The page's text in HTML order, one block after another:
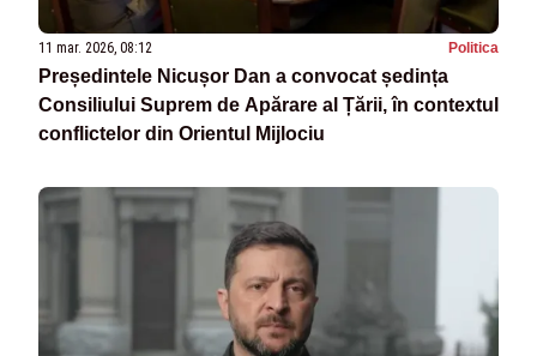
11 mar. 2026, 08:12 Politica
Președintele Nicușor Dan a convocat ședința
Consiliului Suprem de Apărare al Țării, în contextul
conflictelor din Orientul Mijlociu